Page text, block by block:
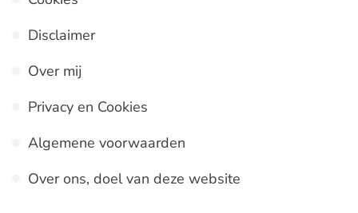
Disclaimer
Over mij
Privacy en Cookies
Algemene voorwaarden
Over ons, doel van deze website